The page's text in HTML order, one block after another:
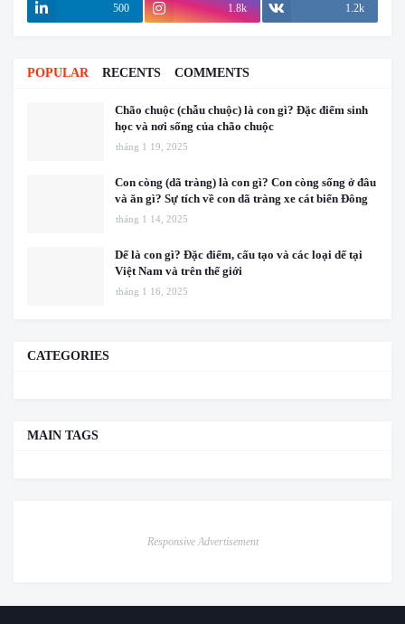
500 1.8k 1.2k
POPULAR RECENTS COMMENTS
Chão chuộc (chẫu chuộc) là con gì? Đặc điểm sinh
học và nơi sống của chão chuộc
tháng 1 19, 2025
Con còng (dã tràng) là con gì? Con còng sống ở đâu
và ăn gì? Sự tích về con dã tràng xe cát biển Đông
tháng 1 14, 2025
Dế là con gì? Đặc điểm, cấu tạo và các loại dế tại
Việt Nam và trên thế giới
tháng 1 16, 2025
CATEGORIES
MAIN TAGS
Responsive Advertisement